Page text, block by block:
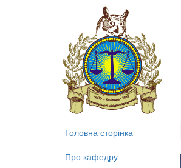
Головна сторінка
Про кафедру